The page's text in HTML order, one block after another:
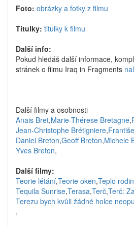
Foto: obrázky a fotky z filmu
Titulky: titulky k filmu
Další info:
Pokud hledáš další informace,
stránek o filmu Iraq in Fragments
Další filmy a osobnosti
Anais Bret,Marie-Thérese Bretagne,
Jean-Christophe Brétigniere,
Daniel Breton,Geoff Breton,Michele
Yves Breton,
Další filmy:
Teorie létání,Teorie oken,Teplo
Tequila Sunrise,Terasa,Terč,Terč:
Terezu bych kvůli žádné holce
,